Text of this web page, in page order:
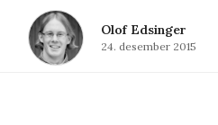
Olof Edsinger
24. desember 2015